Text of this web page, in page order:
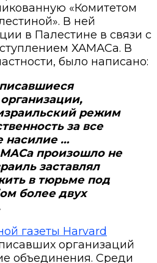
«Комитетом
В ней
в Палестине в связи с
ХАМАСа. В
было написано:
режим
за все
насилие …
произошло не
заставлял
в тюрьме под
более двух
газеты Harvard
организаций
объединения. Среди